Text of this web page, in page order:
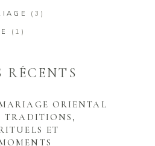
(3)
(1)
RÉCENTS
ORIENTAL
TRADITIONS,
ET